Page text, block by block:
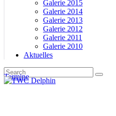
Galerie 2015
Galerie 2014
Galerie 2013
Galerie 2012
Galerie 2011
Galerie 2010
Aktuelles
Termine